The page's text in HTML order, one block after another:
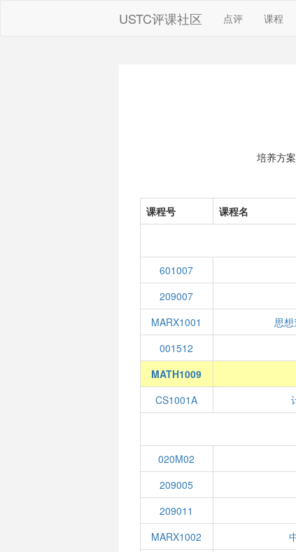
USTC评课社区 点评 课程
培养方
课程号 课程名
601007
209007
MARX1001
思
001512
MATH1009
CS1001A
020M02
209005
209011
MARX1002